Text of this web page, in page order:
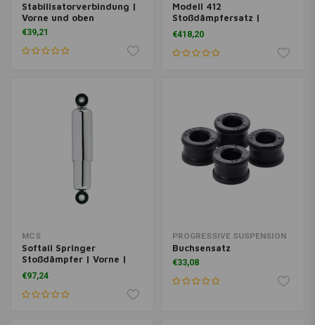
Stabilisatorverbindung |
Vorne und oben
€39,21
Modell 412
Stoßdämpfersatz |
Hochleistungsausführung
| 04-22 XL Sportster
€418,20
MCS
Softail Springer
Stoßdämpfer | Vorne |
Chrom
€97,24
PROGRESSIVE SUSPENSION
Buchsensatz
€33,08